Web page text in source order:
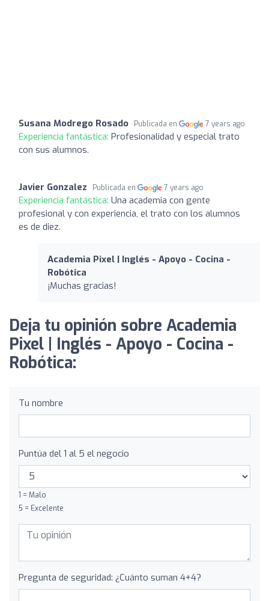
Susana Modrego Rosado Publicada en 7 years ago
Experiencia fantástica: Profesionalidad y especial trato
con sus alumnos.
Javier Gonzalez Publicada en 7 years ago
Experiencia fantástica: Una academia con gente
profesional y con experiencia, el trato con los alumnos
es de diez.
Academia Pixel | Inglés - Apoyo - Cocina -
Robótica
¡Muchas gracias!
Deja tu opinión sobre Academia
Pixel | Inglés - Apoyo - Cocina -
Robótica:
Tu nombre
Puntúa del 1 al 5 el negocio
1 = Malo
5 = Excelente
Pregunta de seguridad: ¿Cuánto suman 4+4?